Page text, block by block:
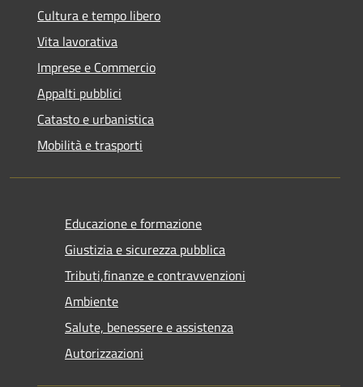
Cultura e tempo libero
Vita lavorativa
Imprese e Commercio
Appalti pubblici
Catasto e urbanistica
Mobilità e trasporti
Educazione e formazione
Giustizia e sicurezza pubblica
Tributi,finanze e contravvenzioni
Ambiente
Salute, benessere e assistenza
Autorizzazioni